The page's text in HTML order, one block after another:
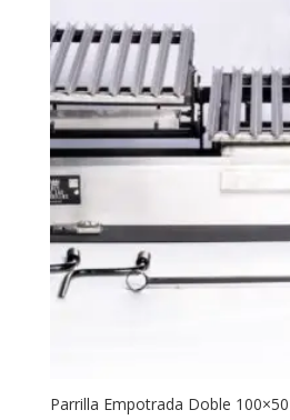
Parrilla Empotrada Doble 100×50